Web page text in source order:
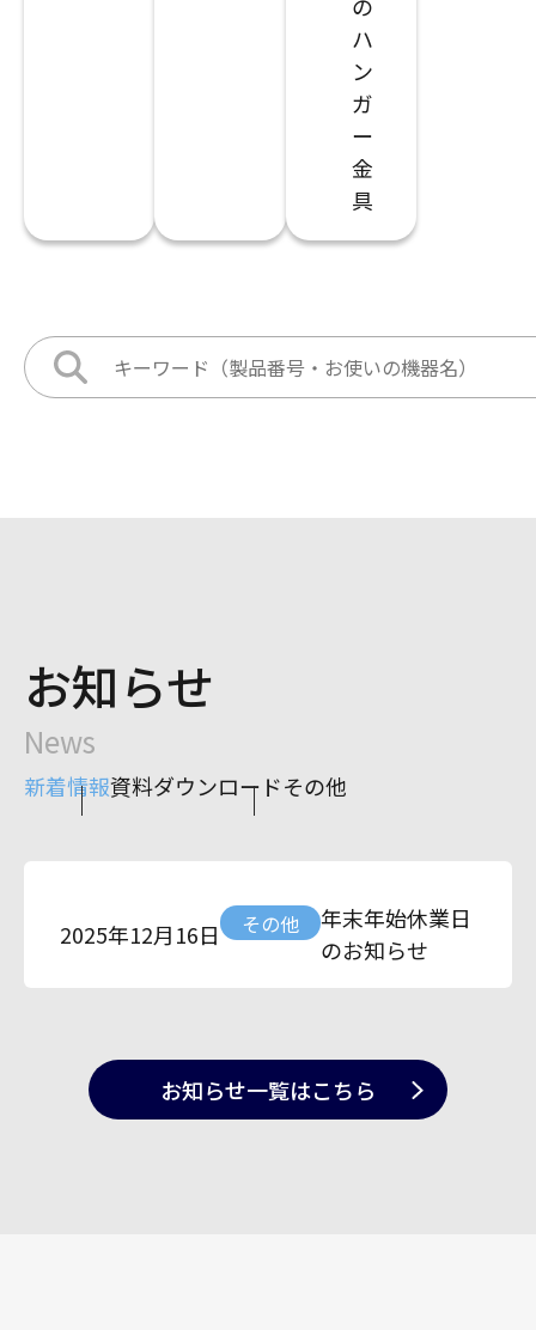
ハ
ン
ガ
ー
金
具
お知らせ
News
新着情報資料ダウンロードその他
2025年12月16日 その他
年末年始休業日
のお知らせ
お知らせ一覧はこちら